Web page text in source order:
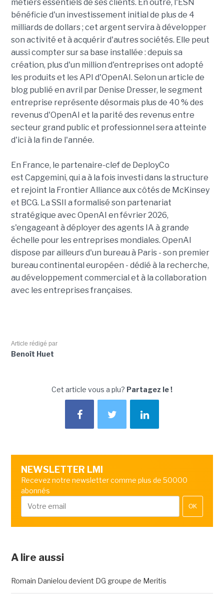
métiers essentiels de ses clients. En outre, l'ESN
bénéficie d'un investissement initial de plus de 4
milliards de dollars ; cet argent servira à développer
son activité et à acquérir d'autres sociétés. Elle peut
aussi compter sur sa base installée : depuis sa
création, plus d'un million d'entreprises ont adopté
les produits et les API d'OpenAI. Selon un article de
blog publié en avril par Denise Dresser, le segment
entreprise représente désormais plus de 40 % des
revenus d'OpenAI et la parité des revenus entre
secteur grand public et professionnel sera atteinte
d'ici à la fin de l'année.
En France, le partenaire-clef de DeployCo
est Capgemini, qui a à la fois investi dans la structure
et rejoint la Frontier Alliance aux côtés de McKinsey
et BCG. La SSII a formalisé son partenariat
stratégique avec OpenAI en février 2026,
s'engageant à déployer des agents IA à grande
échelle pour les entreprises mondiales. OpenAI
dispose par ailleurs d'un bureau à Paris - son premier
bureau continental européen - dédié à la recherche,
au développement commercial et à la collaboration
avec les entreprises françaises.
Article rédigé par
Benoît Huet
Cet article vous a plu? Partagez le !
NEWSLETTER LMI
Recevez notre newsletter comme plus de 50000
abonnés
OK
A lire aussi
Romain Danielou devient DG groupe de Meritis